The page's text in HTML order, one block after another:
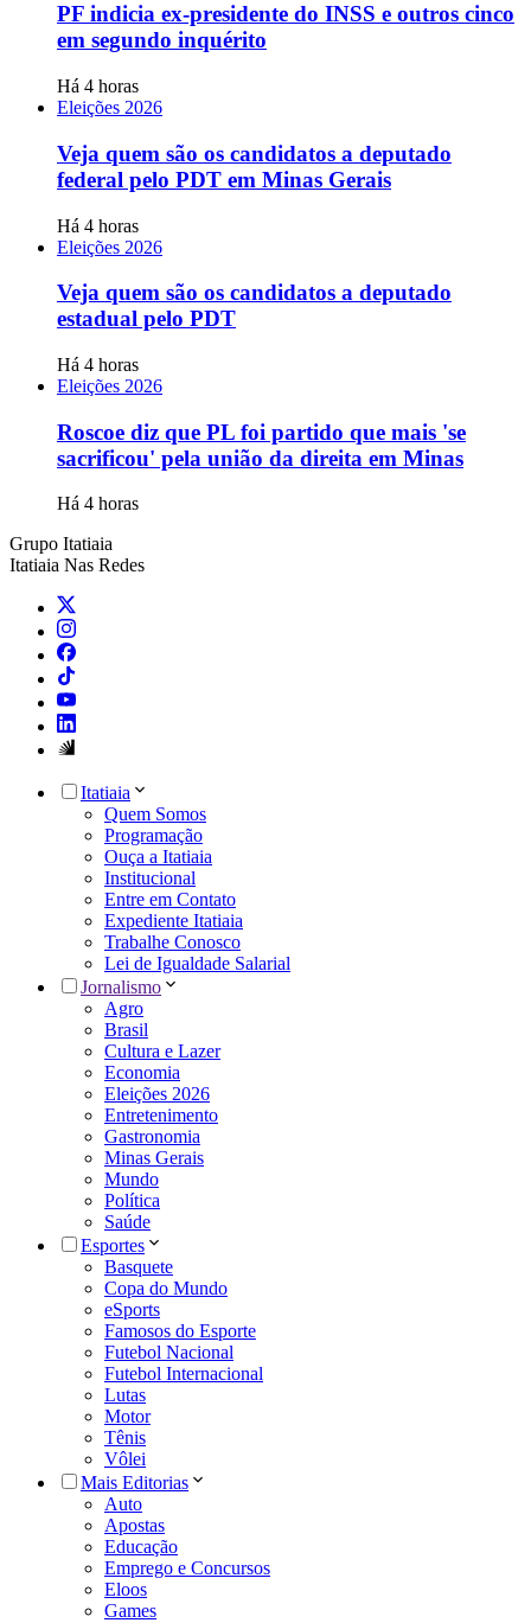
PF indicia ex-presidente do INSS e outros cinco
em segundo inquérito
Há 4 horas
Eleições 2026
Veja quem são os candidatos a deputado
federal pelo PDT em Minas Gerais
Há 4 horas
Eleições 2026
Veja quem são os candidatos a deputado
estadual pelo PDT
Há 4 horas
Eleições 2026
Roscoe diz que PL foi partido que mais 'se
sacrificou' pela união da direita em Minas
Há 4 horas
Grupo Itatiaia
Itatiaia Nas Redes
Itatiaia
Quem Somos
Programação
Ouça a Itatiaia
Institucional
Entre em Contato
Expediente Itatiaia
Trabalhe Conosco
Lei de Igualdade Salarial
Jornalismo
Agro
Brasil
Cultura e Lazer
Economia
Eleições 2026
Entretenimento
Gastronomia
Minas Gerais
Mundo
Política
Saúde
Esportes
Basquete
Copa do Mundo
eSports
Famosos do Esporte
Futebol Nacional
Futebol Internacional
Lutas
Motor
Tênis
Vôlei
Mais Editorias
Auto
Apostas
Educação
Emprego e Concursos
Eloos
Games